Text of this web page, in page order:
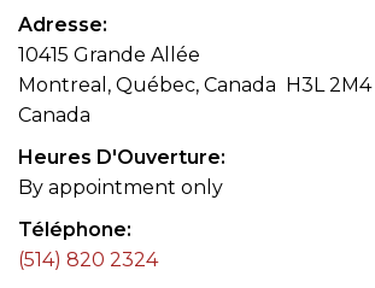
Adresse
10415 Grande Allée
Montreal, Québec, Canada H3L 2M4
Canada
Heures D'Ouverture
By appointment only
Téléphone
(514) 820 2324